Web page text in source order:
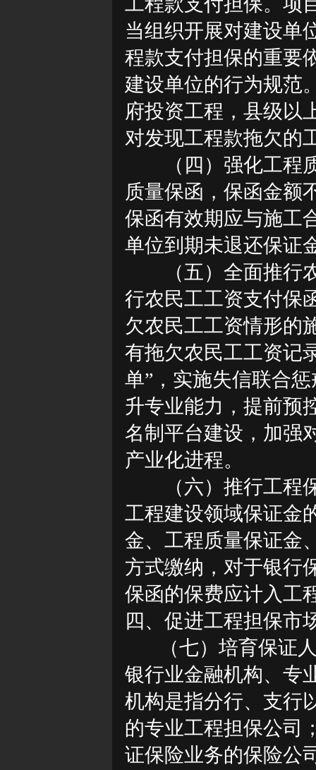
当组织开展对建设单
程款支付担保的重要
建设单位的行为规范
府投资工程，县级以
对发现工程款拖欠的
（四）强化工
质量保函，保函金额
保函有效期应与施工
单位到期未退还保证
（五）全面推
行农民工工资支付保
欠农民工工资情形的
有拖欠农民工工资记
单”，实施失信联合
升专业能力，提前预
名制平台建设，加强
产业化进程。
（六）推行工
工程建设领域保证金
金、工程质量保证金
方式缴纳，对于银行
保函的保费应计入工
四、促进工程担保市
（七）培育保证
银行业金融机构、专
机构是指分行、支行
的专业工程担保公司
证保险业务的保险公